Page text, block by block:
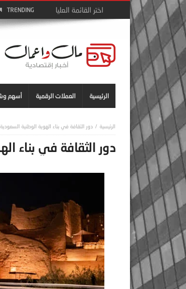
TRENDING
الرئيسية العملات الرقمية أسهم
دور الثقافة في بناء الهوية الوطنية السعودية
دور الثقافة في بناء